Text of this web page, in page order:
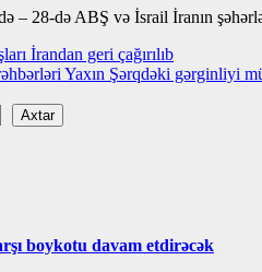
– 28-də ABŞ və İsrail İranın
İrandan geri çağırılıb
Yaxın Şərqdəki gərginliyi
Axtar
boykotu davam etdirəcək